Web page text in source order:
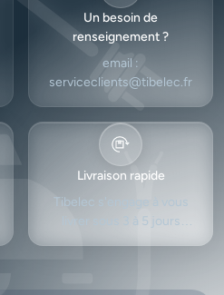
Un besoin de
renseignement ?
email :
serviceclients@tibelec.fr
Livraison rapide
Tibelec s'engage à vous
livrer sous 3 à 5 jours